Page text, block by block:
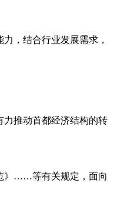
，结合行业发展需求，
力推动首都经济结构的转
》……等有关规定，面向